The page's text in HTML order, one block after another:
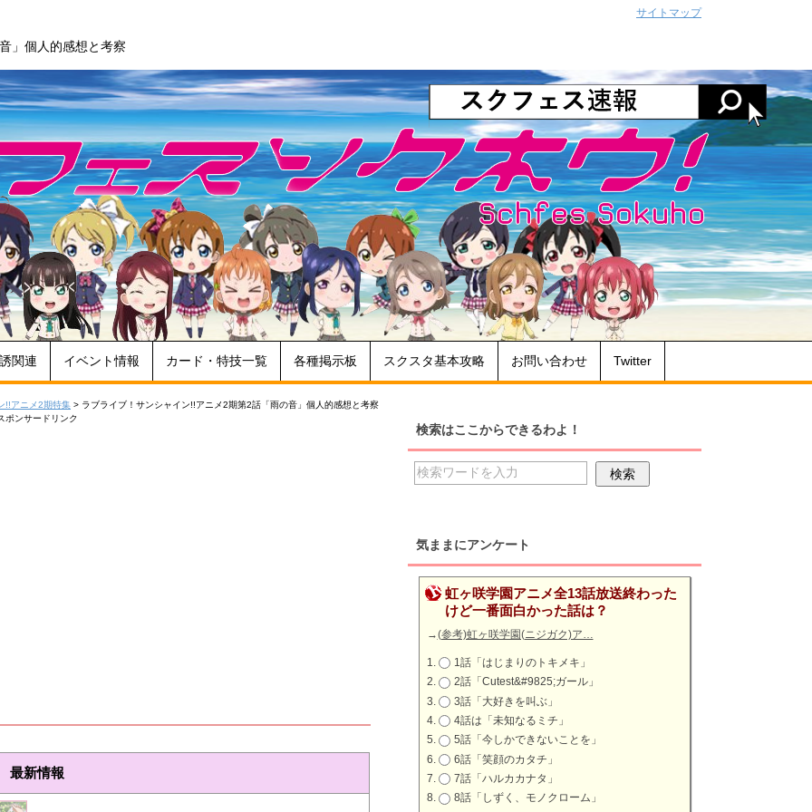
」個人的感想と考察
関連 イベント情報 カード・特技一覧 各種掲示板 スクスタ基本攻略 お問い合わせ Twitter
!!アニメ2期特集 > ラブライブ！サンシャイン!!アニメ2期第2話「雨の音」個人的感想と考察
ポンサードリンク
最新情報
検索はここからできるわよ！
気ままにアンケート
虹ヶ咲学園アニメ全13話放送終わった
けど一番面白かった話は？
→(参考)虹ヶ咲学園(ニジガク)ア…
1話「はじまりのトキメキ」
2話「Cutest&#9825;ガール」
3話「大好きを叫ぶ」
4話は「未知なるミチ」
5話「今しかできないことを」
6話「笑顔のカタチ」
7話「ハルカカナタ」
8話「しずく、モノクローム」
サイトマップ